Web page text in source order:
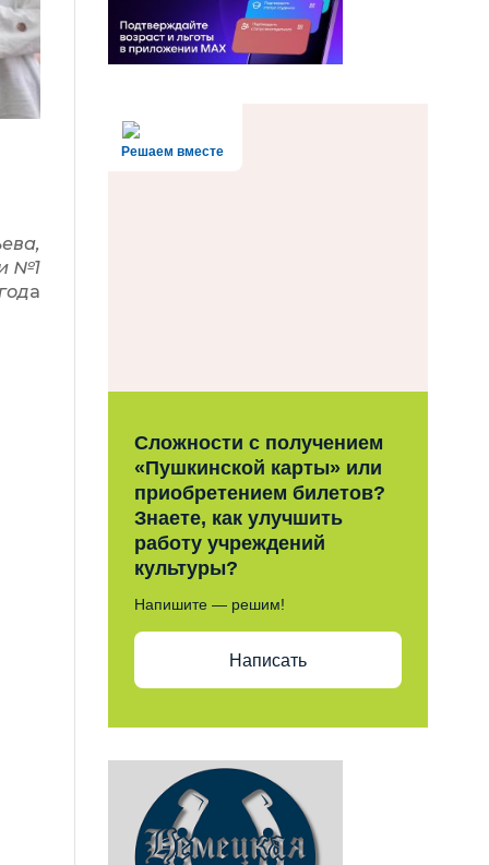
№1
а
Решаем вместе
Сложности с получением
«Пушкинской карты» или
приобретением билетов?
Знаете, как улучшить
работу учреждений
культуры?
Напишите — решим!
Написать